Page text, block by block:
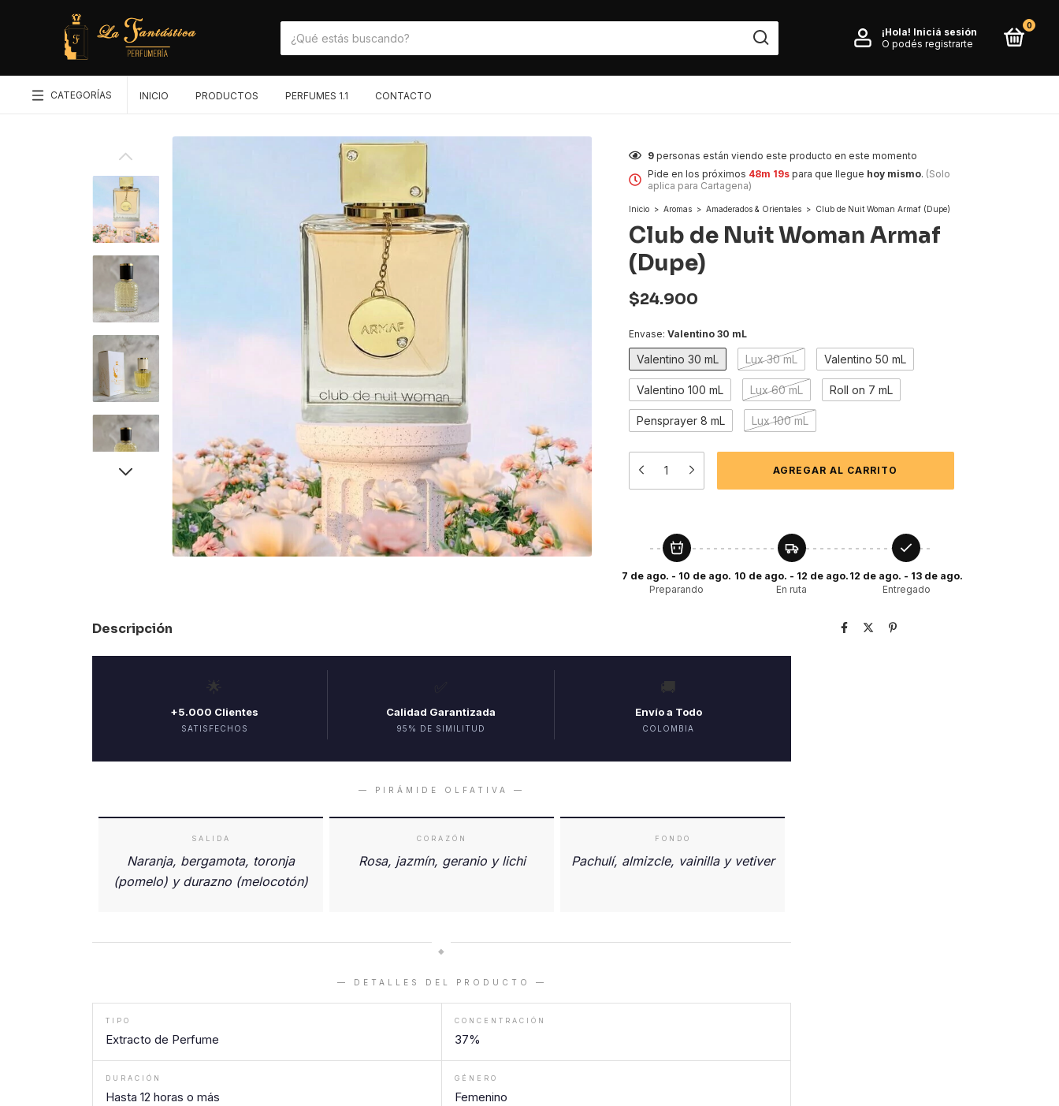
¡Hola! Iniciá sesión
O podés registrarte
0
CATEGORÍAS INICIO PRODUCTOS PERFUMES 1.1 CONTACTO
9 personas están viendo este producto en este momento
Pide en los próximos 48m 18s para que llegue hoy mismo. (Solo
aplica para Cartagena)
Inicio > Aromas > Amaderados & Orientales > Club de Nuit Woman Armaf (Dupe)
Club de Nuit Woman Armaf
(Dupe)
$24.900
Envase: Valentino 30 mL
Valentino 30 mL Lux 30 mL Valentino 50 mL
Valentino 100 mL Lux 60 mL Roll on 7 mL
Pensprayer 8 mL Lux 100 mL
7 de ago. - 10 de ago.
Preparando
10 de ago. - 12 de ago.
En ruta
12 de ago. - 13 de ago.
Entregado
Descripción
🌟
+5.000 Clientes
SATISFECHOS
Calidad Garantizada
95% DE SIMILITUD
🚚
Envío a Todo
COLOMBIA
— PIRÁMIDE OLFATIVA —
SALIDA
Naranja, bergamota, toronja
(pomelo) y durazno (melocotón)
CORAZÓN
Rosa, jazmín, geranio y lichi
FONDO
Pachulí, almizcle, vainilla y vetiver
◆
— DETALLES DEL PRODUCTO —
TIPO
Extracto de Perfume
CONCENTRACIÓN
37%
DURACIÓN
Hasta 12 horas o más
GÉNERO
Femenino